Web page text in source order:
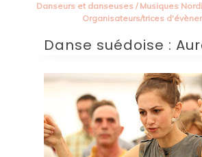
Danseurs et danseuses/ Musiques
Organisateurs/trices
Danse suédoise :